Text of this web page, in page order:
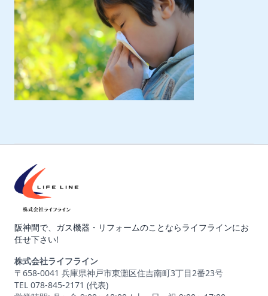
阪神間で、ガス機器・リフォームのことならライフラインにお
任せ下さい!
株式会社ライフライン
〒658-0041 兵庫県神戸市東灘区住吉南町3丁目2番23号
TEL 078-845-2171 (代表)